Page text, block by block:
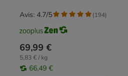
69,99 €
5,83 € / kg
66,49 €
Avis: 4.7/5 (194)